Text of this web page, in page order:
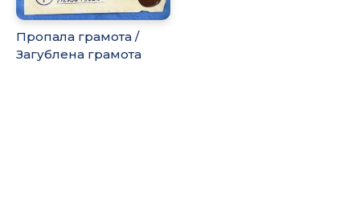
Пропала грамота /
Загублена грамота